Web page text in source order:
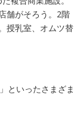
舗がそろう。2階
授乳室、オムツ替
といったさまざま